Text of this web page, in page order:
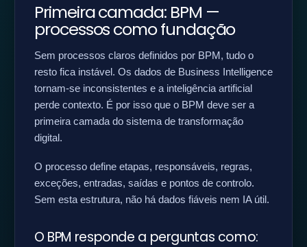
Primeira camada: BPM —
processos como fundação
Sem processos claros definidos por BPM, tudo o
resto fica instável. Os dados de Business Intelligence
tornam-se inconsistentes e a inteligência artificial
perde contexto. É por isso que o BPM deve ser a
primeira camada do sistema de transformação
digital.
O processo define etapas, responsáveis, regras,
exceções, entradas, saídas e pontos de controlo.
Sem esta estrutura, não há dados fiáveis nem IA útil.
O BPM responde a perguntas como: